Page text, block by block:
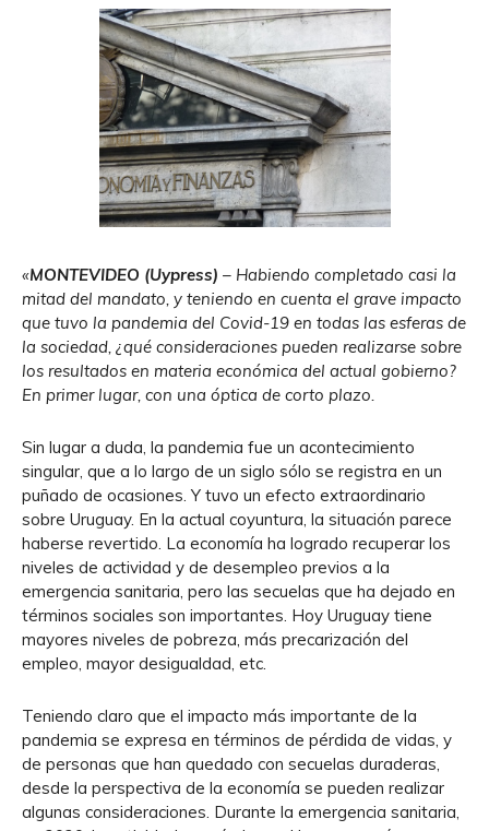
«MONTEVIDEO (Uypress) – Habiendo completado casi la
mitad del mandato, y teniendo en cuenta el grave impacto
que tuvo la pandemia del Covid-19 en todas las esferas de
la sociedad, ¿qué consideraciones pueden realizarse sobre
los resultados en materia económica del actual gobierno?
En primer lugar, con una óptica de corto plazo.
Sin lugar a duda, la pandemia fue un acontecimiento
singular, que a lo largo de un siglo sólo se registra en un
puñado de ocasiones. Y tuvo un efecto extraordinario
sobre Uruguay. En la actual coyuntura, la situación parece
haberse revertido. La economía ha logrado recuperar los
niveles de actividad y de desempleo previos a la
emergencia sanitaria, pero las secuelas que ha dejado en
términos sociales son importantes. Hoy Uruguay tiene
mayores niveles de pobreza, más precarización del
empleo, mayor desigualdad, etc.
Teniendo claro que el impacto más importante de la
pandemia se expresa en términos de pérdida de vidas, y
de personas que han quedado con secuelas duraderas,
desde la perspectiva de la economía se pueden realizar
algunas consideraciones. Durante la emergencia sanitaria,